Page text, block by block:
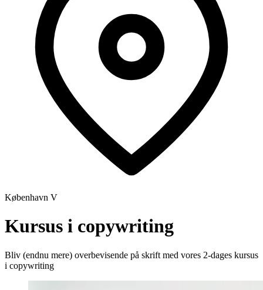
København V
Kursus i copywriting
Bliv (endnu mere) overbevisende på skrift med vores 2-dages kursus
i copywriting